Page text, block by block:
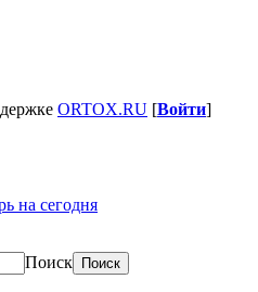
ORTOX.RU [Войти]
на сегодня
Поиск